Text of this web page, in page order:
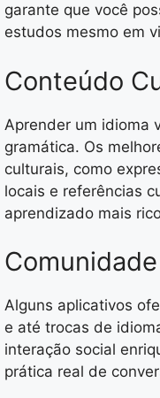
garante que você
estudos mesmo em
Conteúdo
Aprender um idioma
gramática. Os
culturais, como
locais e referências
aprendizado mais
Alguns aplicativos
e até trocas de
interação social
prática real de